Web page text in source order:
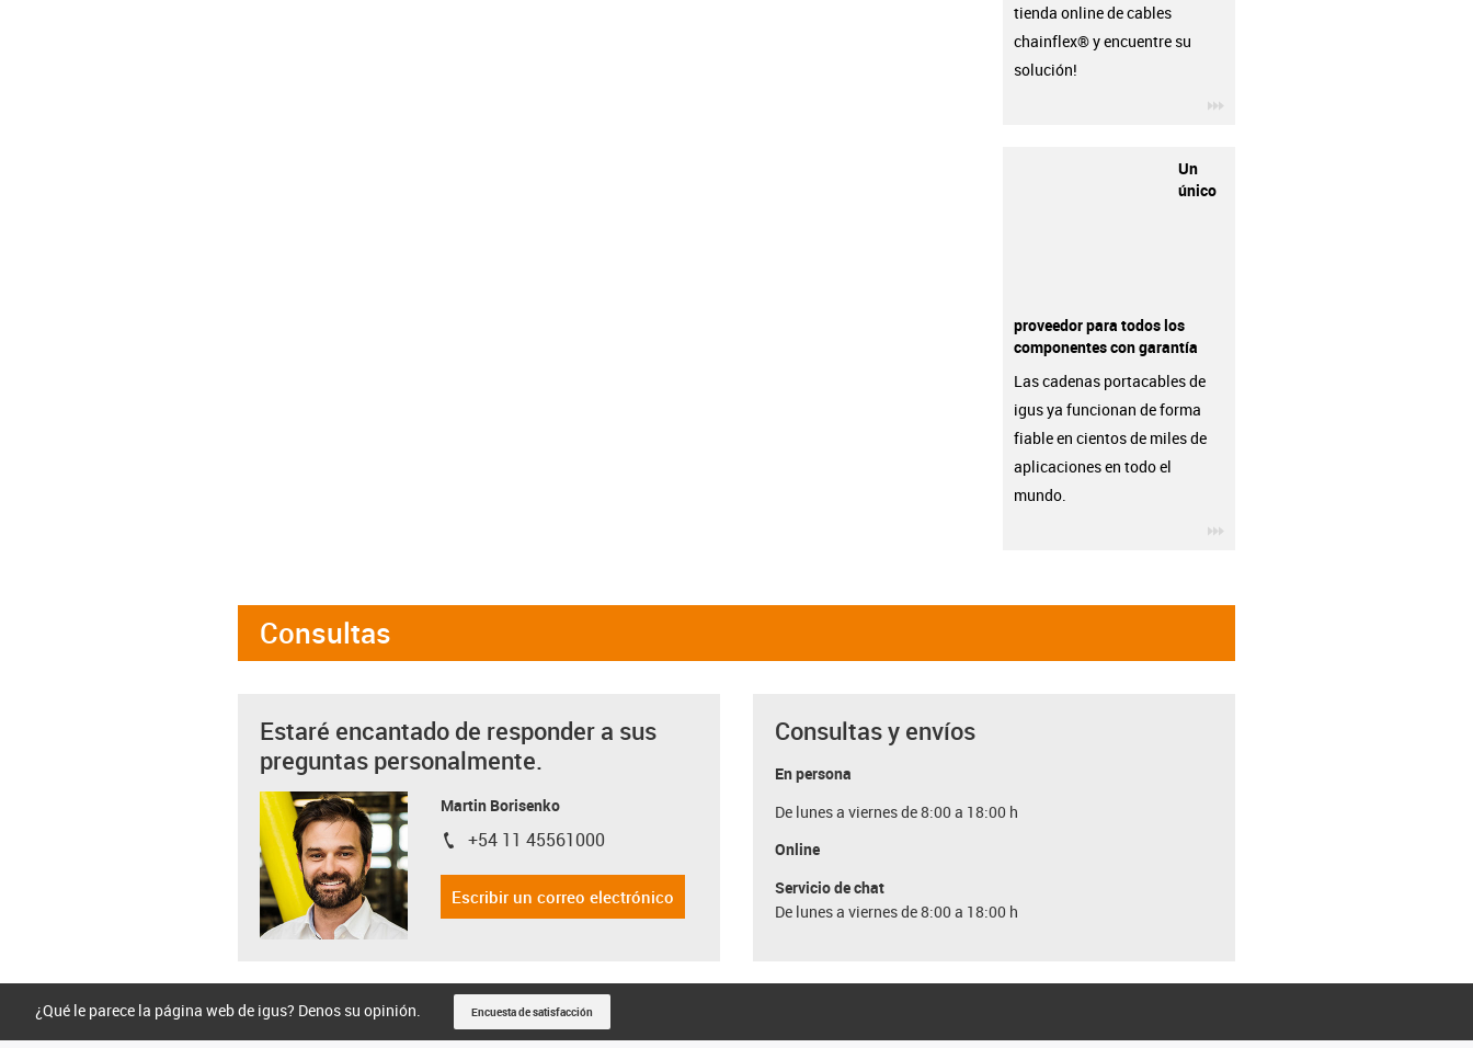
tienda online de cables
chainflex® y encuentre su
solución!
Un
único
proveedor para todos los
componentes con garantía
Las cadenas portacables de
igus ya funcionan de forma
fiable en cientos de miles de
aplicaciones en todo el
mundo.
Consultas
Estaré encantado de responder a sus
preguntas personalmente.
Martin Borisenko
igus-icon-phone
+54 11 45561000
Escribir un correo electrónico
Consultas y envíos
En persona
De lunes a viernes de 8:00 a 18:00 h
Online
Servicio de chat
De lunes a viernes de 8:00 a 18:00 h
¿Qué le parece la página web de igus? Denos su opinión. Encuesta de satisfacción